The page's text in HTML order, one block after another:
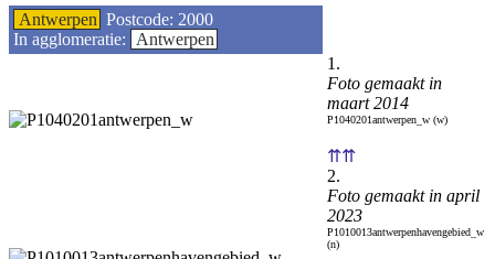
Antwerpen Postcode: 2000
In agglomeratie:
Antwerpen
1.
Foto gemaakt in
maart 2014
P1040201antwerpen_w (w)
⇈⇈
2.
Foto gemaakt in april
2023
P1010013antwerpenhavengebied_w
(n)